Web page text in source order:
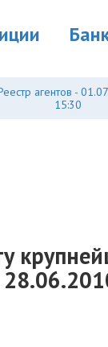
агентов -
15:30